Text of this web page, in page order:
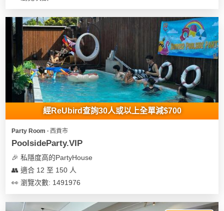
經ReUbird查詢30人或以上全單減$700
Party Room ∙ 西貢市
PoolsideParty.VIP
🎉 私隱度高的PartyHouse
👥 適合 12 至 150 人
👀 瀏覽次數: 1491976